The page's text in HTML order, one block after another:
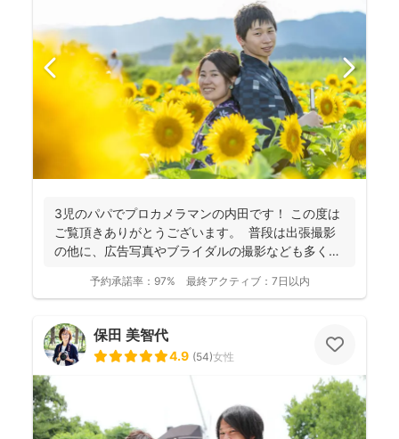
3児のパパでプロカメラマンの内田です！ この度は
ご覧頂きありがとうございます。 普段は出張撮影
の他に、広告写真やブライダルの撮影なども多くご
予約承諾率： 97% 最終アクティブ： 7日以内
保田 美智代
4.9 (54)女性